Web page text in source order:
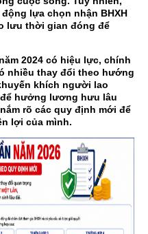
lựa chọn nhận BHXH
lưu thời gian đóng để
2024 có hiệu lực, chính
nhiều thay đổi theo hướng
khích người lao
hưởng lương hưu lâu
rõ các quy định mới để
lợi của mình.